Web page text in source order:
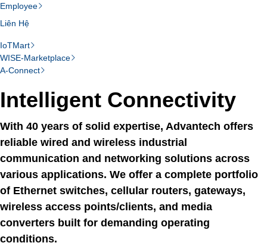
Employee
Liên Hệ
IoTMart
WISE-Marketplace
A-Connect
Intelligent Connectivity
With 40 years of solid expertise, Advantech offers
reliable wired and wireless industrial
communication and networking solutions across
various applications. We offer a complete portfolio
of Ethernet switches, cellular routers, gateways,
wireless access points/clients, and media
converters built for demanding operating
conditions.